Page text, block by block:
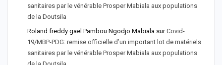
sanitaires par le vénérable Prosper Mabiala aux populations
de la Doutsila
Roland freddy gael Pambou Ngodjo Mabiala surCovid-
19/MBP-PDG: remise officielle d’un important lot de matériels
sanitaires par le vénérable Prosper Mabiala aux populations